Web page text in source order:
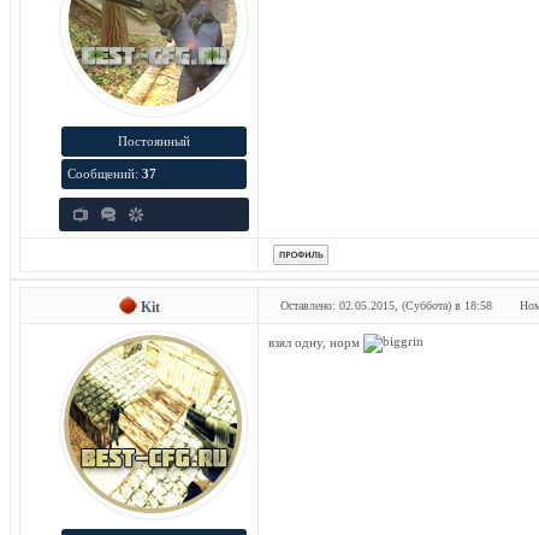
Постоянный
Сообщений: 37
Kit Оставлено: 02.05.2015, (Суббота) в 18:58
взял одну, норм